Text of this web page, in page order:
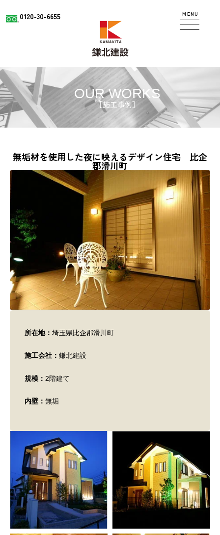
0120-30-6655 MENU
OUR WORKS
［施工事例］
無垢材を使用した夜に映えるデザイン住宅 比企
郡滑川町
所在地： 埼玉県比企郡滑川町
施工会社： 鎌北建設
規模： 2階建て
内壁： 無垢